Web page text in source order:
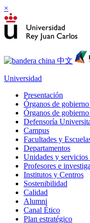
×
Universidad
Presentación
Órganos de
Órganos de
Defensoría
Campus
Facultades y
Departamentos
Unidades y servicios
Profesores e
Institutos y Centros
Sostenibilidad
Calidad
Alumni
Canal Ético
Plan estratégico